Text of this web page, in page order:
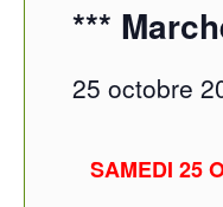
***
25 octobre
SAMEDI 25